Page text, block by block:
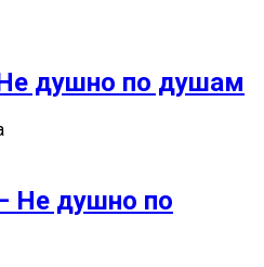
душно по душам
Не душно по